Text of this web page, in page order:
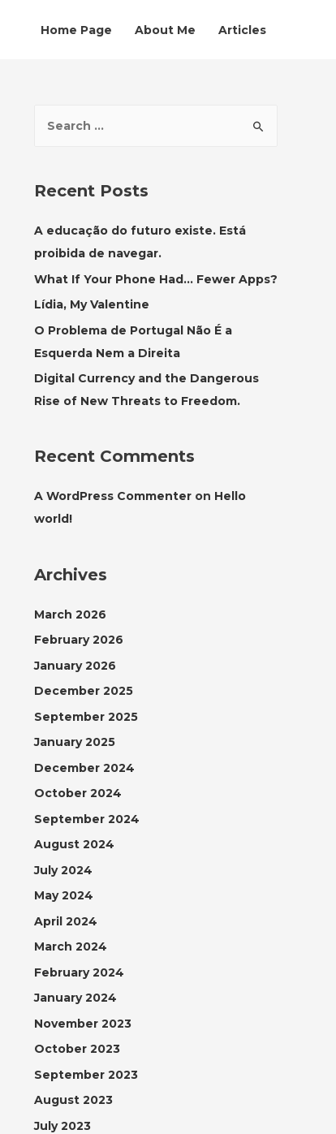
Home Page About Me Articles
r
h
f
o
r
Recent Posts
A educação do futuro existe. Está
proibida de navegar.
What If Your Phone Had… Fewer Apps?
Lídia, My Valentine
O Problema de Portugal Não É a
Esquerda Nem a Direita
Digital Currency and the Dangerous
Rise of New Threats to Freedom.
Recent Comments
A WordPress Commenter on Hello
world!
Archives
March 2026
February 2026
January 2026
December 2025
September 2025
January 2025
December 2024
October 2024
September 2024
August 2024
July 2024
May 2024
April 2024
March 2024
February 2024
January 2024
November 2023
October 2023
September 2023
August 2023
July 2023